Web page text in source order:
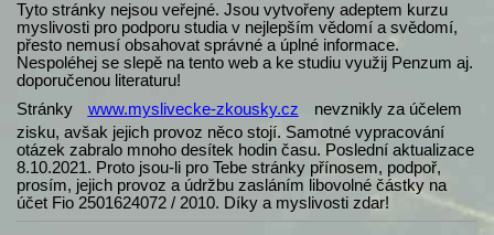
Tyto stránky nejsou veřejné. Jsou vytvořeny adeptem kurzu
myslivosti pro podporu studia v nejlepším vědomí a svědomí,
přesto nemusí obsahovat správné a úplné informace.
Nespoléhej se slepě na tento web a ke studiu využij Penzum aj.
doporučenou literaturu!
Stránky
www.myslivecke-zkousky.cz
nevznikly za účelem
zisku, avšak jejich provoz něco stojí. Samotné vypracování
otázek zabralo mnoho desítek hodin času. Poslední aktualizace
8.10.2021. Proto jsou-li pro Tebe stránky přínosem, podpoř,
prosím, jejich provoz a údržbu zasláním libovolné částky na
účet Fio 2501624072 / 2010. Díky a myslivosti zdar!